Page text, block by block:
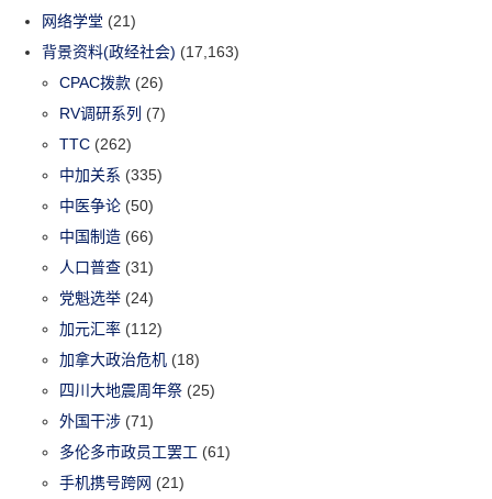
网络学堂 (21)
背景资料(政经社会) (17,163)
CPAC拨款 (26)
RV调研系列 (7)
TTC (262)
中加关系 (335)
中医争论 (50)
中国制造 (66)
人口普查 (31)
党魁选举 (24)
加元汇率 (112)
加拿大政治危机 (18)
四川大地震周年祭 (25)
外国干涉 (71)
多伦多市政员工罢工 (61)
手机携号跨网 (21)